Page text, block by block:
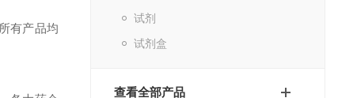
试剂
试剂盒
查看全部产品
有产品均